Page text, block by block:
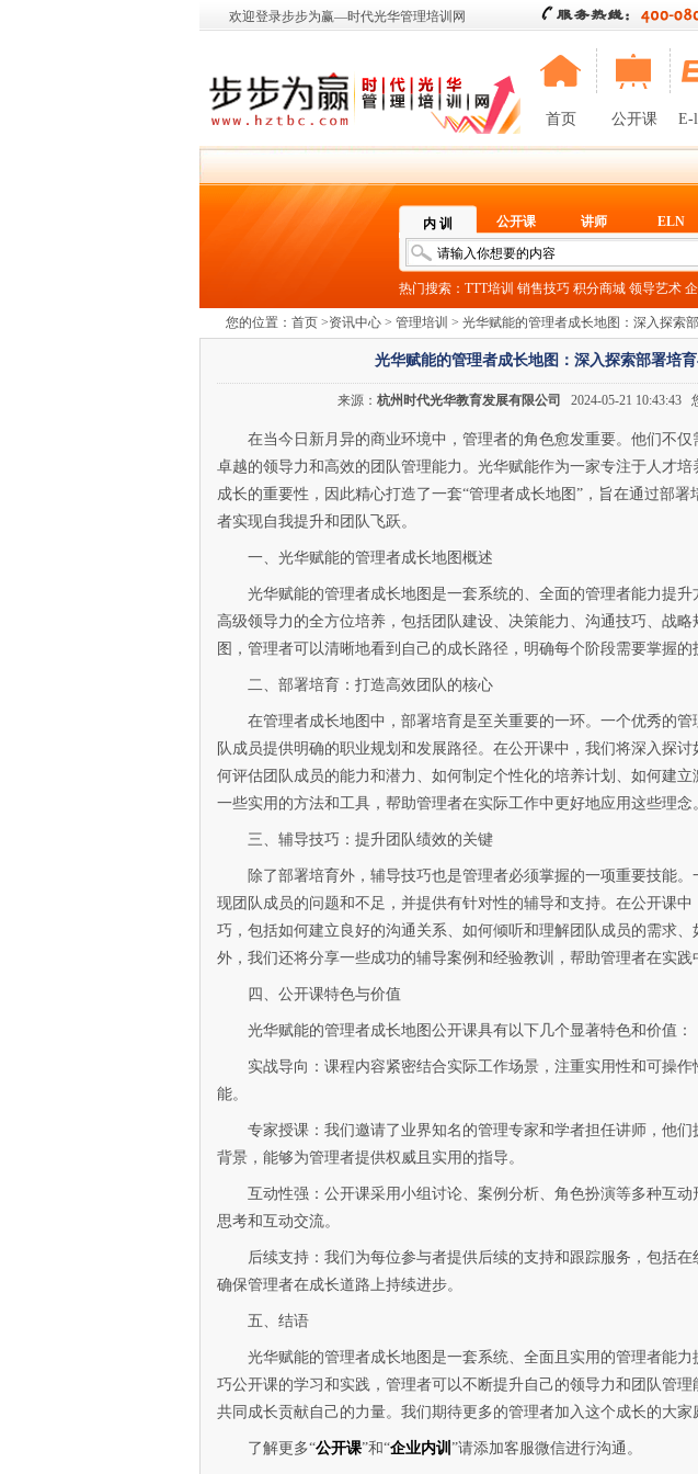
欢迎登录步步为赢—时代光华管理培训网
首页 公开课 E-
内 训 公开课 讲师 ELN
热门搜索： TTT培训 销售技巧 积分商城 领导艺术
您的位置： 首页 >资讯中心 > 管理培训 > 光华赋能的管理者成长地图：深入探索
光华赋能的管理者成长地图：深入探索部署培
来源： 杭州时代光华教育发展有限公司 2024-05-21 10:43:43
在当今日新月异的商业环境中，管理者的角色愈发重要。他们不
卓越的领导力和高效的团队管理能力。光华赋能作为一家专注于人才
成长的重要性，因此精心打造了一套“管理者成长地图”，旨在通过部
者实现自我提升和团队飞跃。
一、光华赋能的管理者成长地图概述
光华赋能的管理者成长地图是一套系统的、全面的管理者能力提升
高级领导力的全方位培养，包括团队建设、决策能力、沟通技巧、战
图，管理者可以清晰地看到自己的成长路径，明确每个阶段需要掌握的
二、部署培育：打造高效团队的核心
在管理者成长地图中，部署培育是至关重要的一环。一个优秀的
队成员提供明确的职业规划和发展路径。在公开课中，我们将深入探
何评估团队成员的能力和潜力、如何制定个性化的培养计划、如何建
一些实用的方法和工具，帮助管理者在实际工作中更好地应用这些理念
三、辅导技巧：提升团队绩效的关键
除了部署培育外，辅导技巧也是管理者必须掌握的一项重要技能
现团队成员的问题和不足，并提供有针对性的辅导和支持。在公开课
巧，包括如何建立良好的沟通关系、如何倾听和理解团队成员的需求
外，我们还将分享一些成功的辅导案例和经验教训，帮助管理者在实践
四、公开课特色与价值
光华赋能的管理者成长地图公开课具有以下几个显著特色和价值：
实战导向：课程内容紧密结合实际工作场景，注重实用性和可操
能。
专家授课：我们邀请了业界知名的管理专家和学者担任讲师，他
背景，能够为管理者提供权威且实用的指导。
互动性强：公开课采用小组讨论、案例分析、角色扮演等多种互
思考和互动交流。
后续支持：我们为每位参与者提供后续的支持和跟踪服务，包括在
确保管理者在成长道路上持续进步。
五、结语
光华赋能的管理者成长地图是一套系统、全面且实用的管理者能
巧公开课的学习和实践，管理者可以不断提升自己的领导力和团队管
共同成长贡献自己的力量。我们期待更多的管理者加入这个成长的大家
了解更多“公开课”和“企业内训 ”请添加客服微信进行沟通。